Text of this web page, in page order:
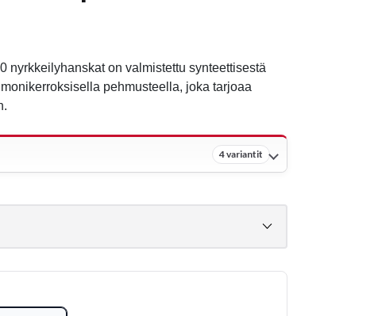
nyrkkeilyhanskat on valmistettu synteettisestä
pehmusteella, joka tarjoaa
4 variantit